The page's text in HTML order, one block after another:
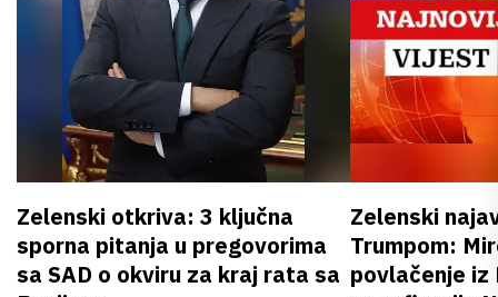
Zelenski otkriva: 3 ključna
sporna pitanja u pregovorima
sa SAD o okviru za kraj rata sa
Zelenski
Trumpom:
povlačenje iz